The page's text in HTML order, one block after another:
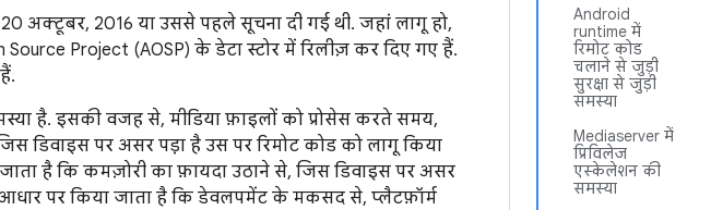
Android
runtime में
रिमोट कोड
चलाने से जुड़ी
सुरक्षा से जुड़ी
समस्या
Mediaserver में
प्रिविलेज
एस्केलेशन की
समस्या
अक्टूबर, 2016 या उससे पहले सूचना दी गई थी. जहां लागू हो,
Project (AOSP) के डेटा स्टोर में रिलीज़ कर दिए गए हैं.
है. इसकी वजह से, मीडिया फ़ाइलों को प्रोसेस करते समय,
डिवाइस पर असर पड़ा है उस पर रिमोट कोड को लागू किया
है कि कमज़ोरी का फ़ायदा उठाने से, जिस डिवाइस पर असर
पर किया जाता है कि डेवलपमेंट के मकसद से, प्लैटफ़ॉर्म